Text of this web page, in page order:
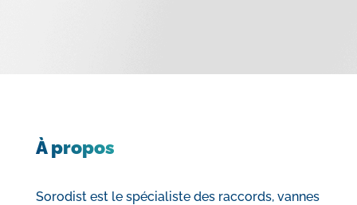
À propos
Sorodist est le spécialiste des raccords, vannes